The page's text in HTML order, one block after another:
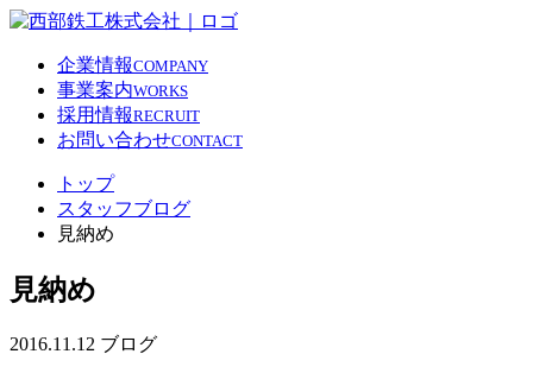
企業情報COMPANY
事業案内WORKS
採用情報RECRUIT
お問い合わせCONTACT
トップ
スタッフブログ
見納め
見納め
2016.11.12 ブログ